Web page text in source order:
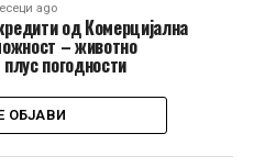
ago
од Комерцијална
– животно
погодности
ОБЈАВИ